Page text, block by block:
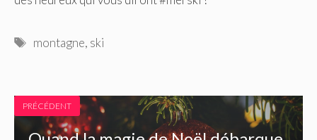
Étiquettes
montagne, ski
PRÉCÉDENT